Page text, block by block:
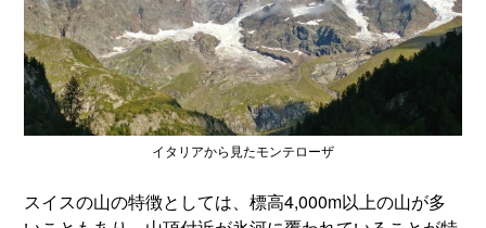
イタリアから見たモンテローザ
スイスの山の特徴としては、標高4,000m以上の山が多